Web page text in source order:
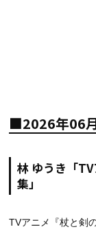
■2026年06
林 ゆうき「
集」
TVアニメ『杖と剣